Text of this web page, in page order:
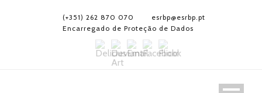
(+351) 262 870 070
esrbp@esrbp.pt
Encarregado de Proteção de Dados